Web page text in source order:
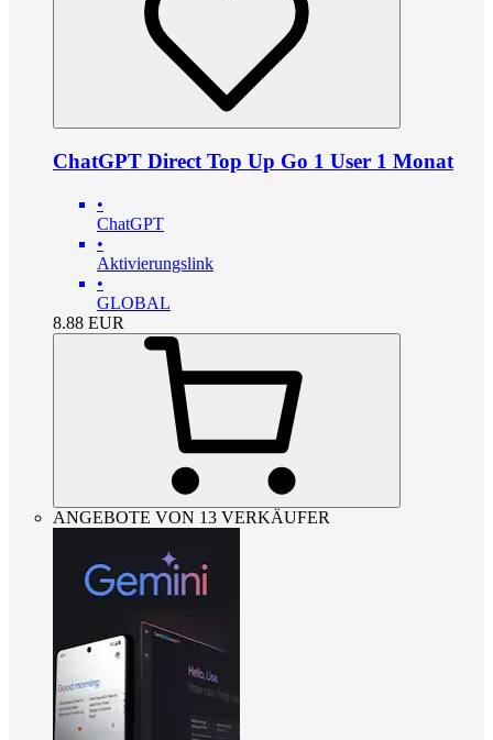
ChatGPT Direct Top Up Go 1 User 1 Monat
•
ChatGPT
•
Aktivierungslink
•
GLOBAL
8.88 EUR
ANGEBOTE VON 13 VERKÄUFER